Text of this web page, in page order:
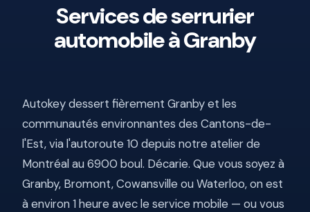
Services de serrurier
automobile à Granby
Autokey dessert fièrement Granby et les
communautés environnantes des Cantons-de-
l'Est, via l'autoroute 10 depuis notre atelier de
Montréal au 6900 boul. Décarie. Que vous soyez à
Granby, Bromont, Cowansville ou Waterloo, on est
à environ 1 heure avec le service mobile — ou vous